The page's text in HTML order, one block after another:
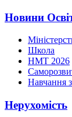
Новини
Школа
НМТ 2026
Навчання
Нерухомість